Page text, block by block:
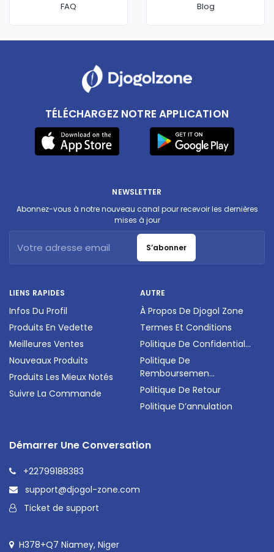
FAQ Blog
TÉLÉCHARGEZ NOTRE APPLICATION
LIENS RAPIDES
Infos Du Profil
Produits En Vedette
Meilleures Ventes
Nouveaux Produits
Produits Les Mieux Notés
Suivre La Commande
AUTRE
À Propos De Djogol Zone
Termes Et Conditions
Politique De Confidential...
Politique De
Remboursemen...
Politique De Retour
Politique D’annulation
NEWSLETTER
Abonnez-vous à notre nouveau canal pour recevoir les dernières
mises à jour
S’abonner
Démarrer Une Conversation
+22799188383
support@djogol-zone.com
Ticket de support
H378+Q7 Niamey, Niger